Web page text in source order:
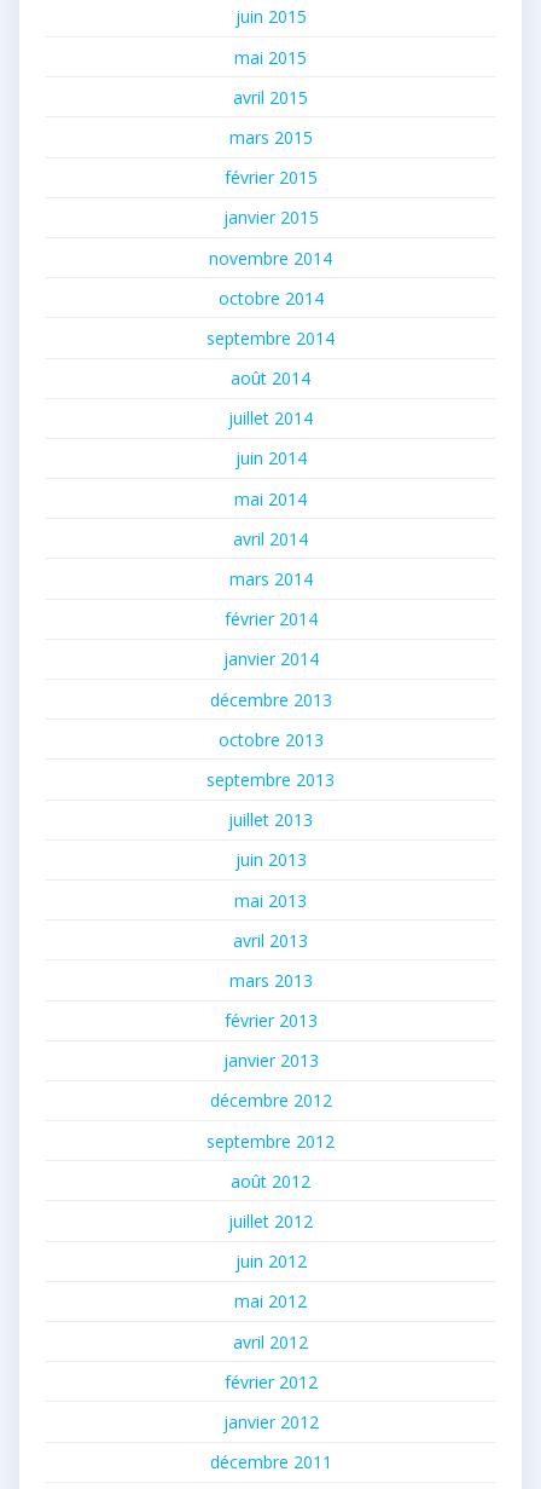
juin 2015
mai 2015
avril 2015
mars 2015
février 2015
janvier 2015
novembre 2014
octobre 2014
septembre 2014
août 2014
juillet 2014
juin 2014
mai 2014
avril 2014
mars 2014
février 2014
janvier 2014
décembre 2013
octobre 2013
septembre 2013
juillet 2013
juin 2013
mai 2013
avril 2013
mars 2013
février 2013
janvier 2013
décembre 2012
septembre 2012
août 2012
juillet 2012
juin 2012
mai 2012
avril 2012
février 2012
janvier 2012
décembre 2011